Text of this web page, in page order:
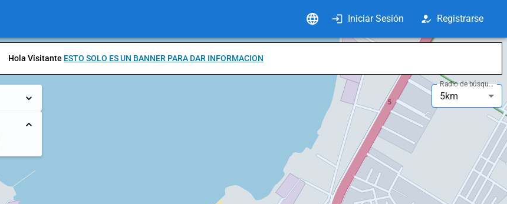
Iniciar Sesión Registrarse
Hola Visitante ESTO SOLO ES UN BANNER PARA DAR INFORMACION
Radio de búsqueda
5km